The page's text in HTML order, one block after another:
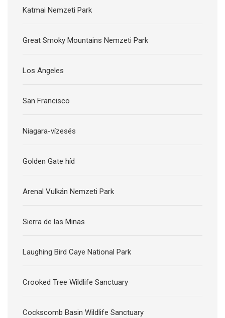
Katmai Nemzeti Park
Great Smoky Mountains Nemzeti Park
Los Angeles
San Francisco
Niagara-vízesés
Golden Gate híd
Arenal Vulkán Nemzeti Park
Sierra de las Minas
Laughing Bird Caye National Park
Crooked Tree Wildlife Sanctuary
Cockscomb Basin Wildlife Sanctuary